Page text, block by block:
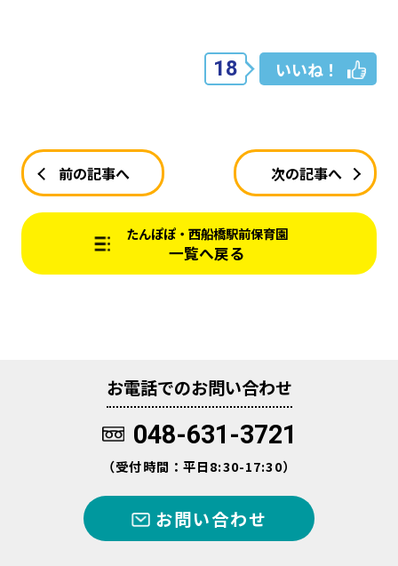
18 いいね！
前の記事へ 次の記事へ
たんぽぽ・西船橋駅前保育園
一覧へ戻る
お電話でのお問い合わせ
048-631-3721
（受付時間：平日8:30-17:30）
お問い合わせ